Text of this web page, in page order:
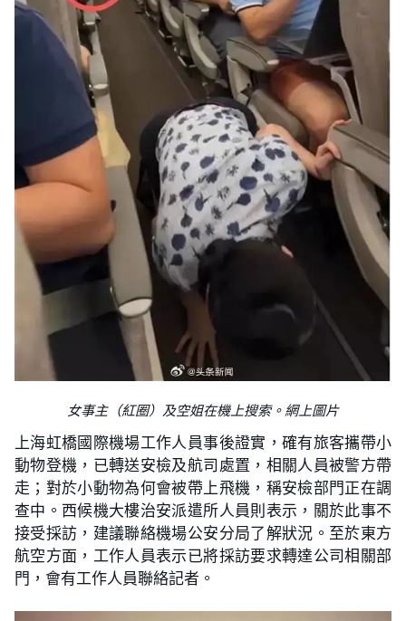
女事主（紅圈）及空姐在機上搜索。網上圖片
上海虹橋國際機場工作人員事後證實，確有旅客攜帶小
動物登機，已轉送安檢及航司處置，相關人員被警方帶
走；對於小動物為何會被帶上飛機，稱安檢部門正在調
查中。西候機大樓治安派遣所人員則表示，關於此事不
接受採訪，建議聯絡機場公安分局了解狀況。至於東方
航空方面，工作人員表示已將採訪要求轉達公司相關部
門，會有工作人員聯絡記者。